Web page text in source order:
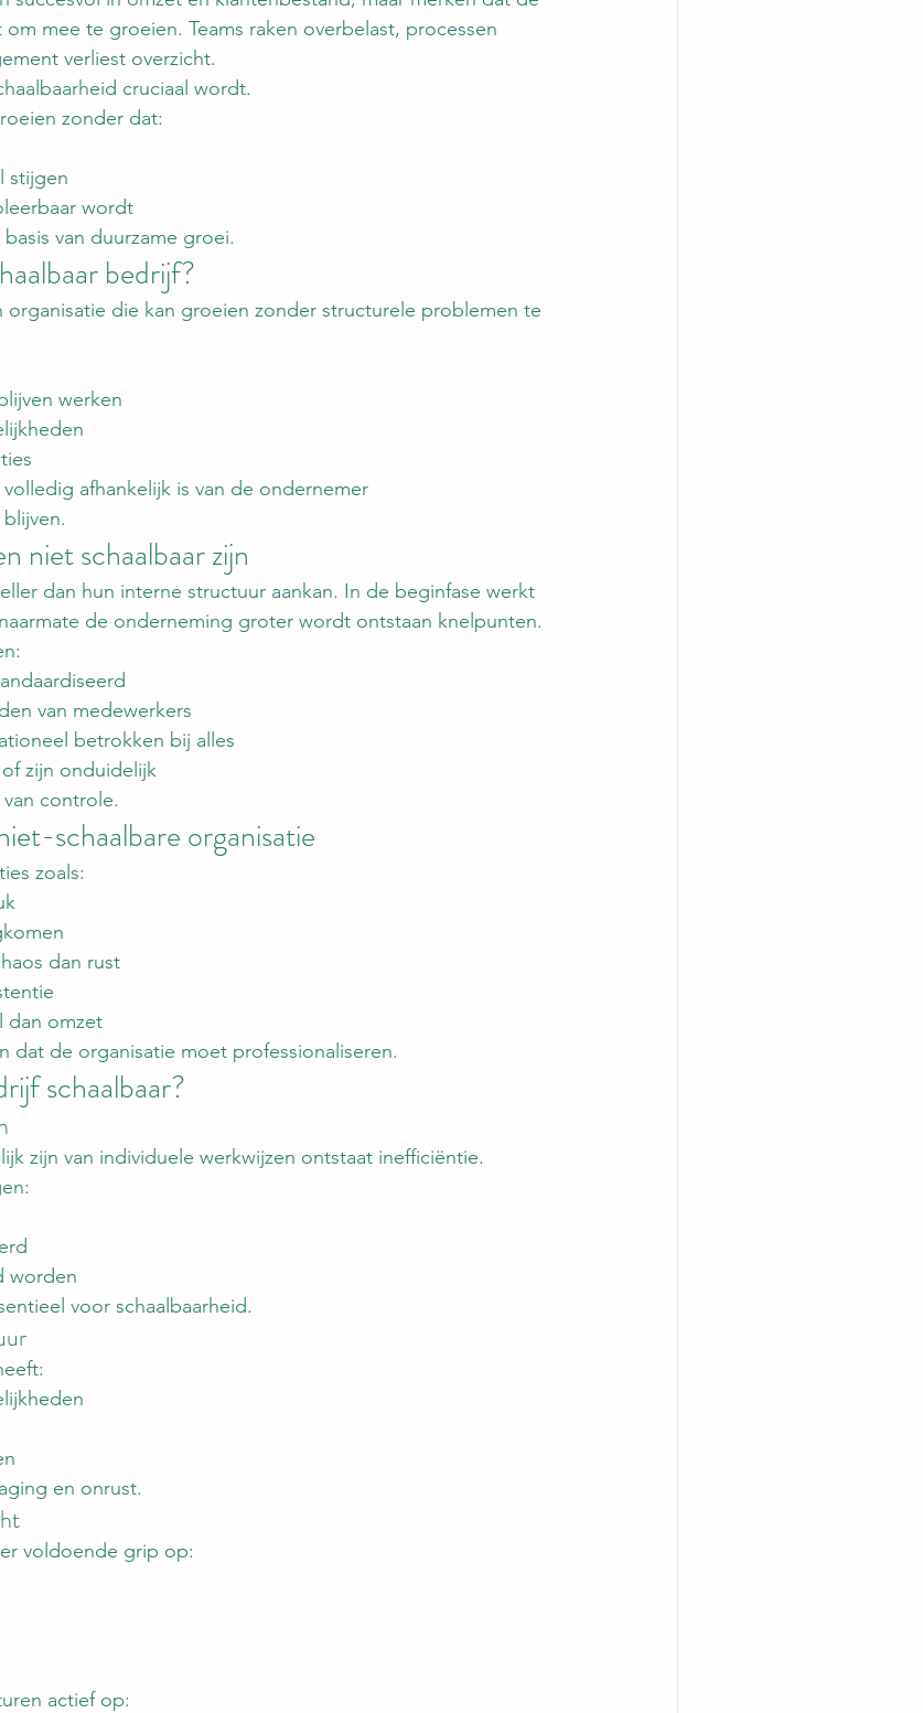
mee te groeien. Teams raken overbelast, processen
verliest overzicht.
cruciaal wordt.
zonder dat:
stijgen
wordt
van duurzame groei.
bedrijf?
organisatie die kan groeien zonder structurele problemen te
werken
afhankelijk is van de ondernemer
niet schaalbaar zijn
dan hun interne structuur aankan. In de beginfase werkt
de onderneming groter wordt ontstaan knelpunten.
van medewerkers
betrokken bij alles
zijn onduidelijk
controle.
schaalbare organisatie
zoals:
dan rust
dan omzet
dat de organisatie moet professionaliseren.
schaalbaar?
zijn van individuele werkwijzen ontstaat inefficiëntie.
worden
voor schaalbaarheid.
en onrust.
voldoende grip op:
actief op: